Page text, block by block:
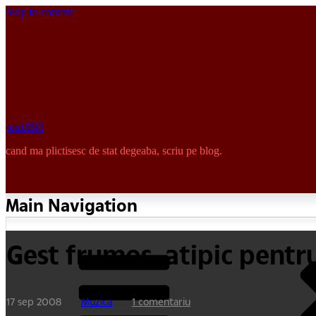
Skip to content
pinkISH
cand ma plictisesc de stat degeaba, scriu pe blog.
Main Navigation
Gest frumos, atipic
17 sep 2008 Muzica 1 comentariu